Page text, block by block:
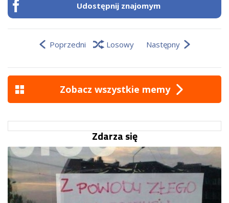
Udostępnij znajomym
Poprzedni Losowy Następny
Zobacz wszystkie memy
Zdarza się